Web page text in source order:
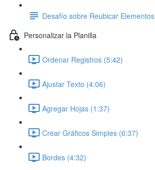
Desafío sobre Reubicar Elementos
Personalizar la Planilla
Ordenar Registros (5:42)
Ajustar Texto (4:06)
Agregar Hojas (1:37)
Crear Gráficos Simples (6:37)
Bordes (4:32)